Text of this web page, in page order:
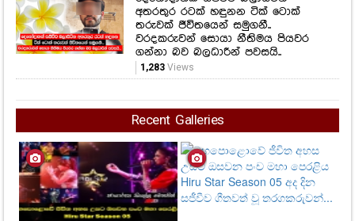
අතරතුර රටක් හඳුනන ටික් ටොක්
තරුවක් ජීවිතයෙන් සමුගනී..
වරදකරුවන් සොයා නීතිමය පියවර
ගන්නා බව බලධාරීන් පවසයි..
1,283Views
Recent Galleries